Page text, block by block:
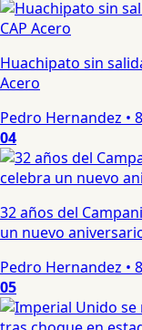
Huachipato sin
Acero
Pedro Hernandez •
04
32 años del
un nuevo
Pedro Hernandez •
05